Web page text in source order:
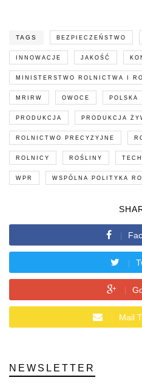
TAGS BEZPIECZEŃSTWO
INNOWACJE JAKOŚĆ
MINISTERSTWO ROLNICTWA I
MRIRW OWOCE POLSKA
PRODUKCJA PRODUKCJA
ROLNICTWO PRECYZYJNE
ROLNICY ROŚLINY
WPR WSPÓLNA POLITYKA
Mail
NEWSLETTER